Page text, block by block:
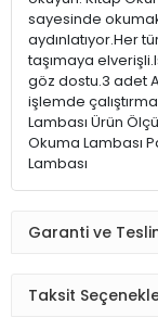
sayesinde
aydınlatıyor.Her
taşımaya
göz dostu.3 adet
işlemde
Lambası Ürün
Okuma Lambası
Lambası
Garanti ve
Taksit